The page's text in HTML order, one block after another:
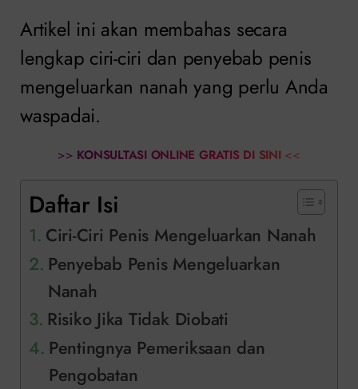
Artikel ini akan membahas secara
lengkap ciri-ciri dan penyebab penis
mengeluarkan nanah yang perlu Anda
waspadai.
>> KONSULTASI ONLINE GRATIS DI SINI <<
Daftar Isi
Ciri-Ciri Penis Mengeluarkan Nanah
Penyebab Penis Mengeluarkan
Nanah
Risiko Jika Tidak Diobati
Pentingnya Pemeriksaan dan
Pengobatan